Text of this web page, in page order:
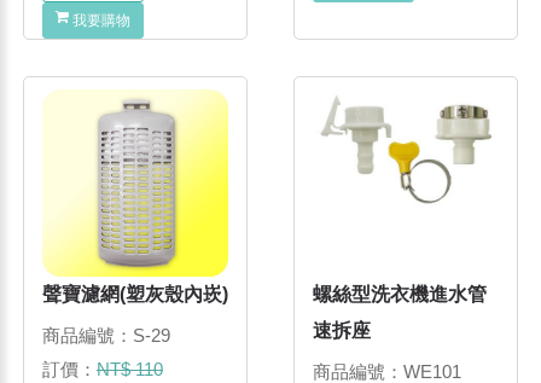
我要購物
聲寶濾網(塑灰殼內崁)
商品編號：S-29
訂價：NT$ 110
螺絲型洗衣機進水管
速拆座
商品編號：WE101